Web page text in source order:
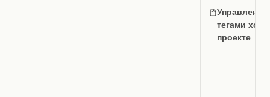
Управление
тегами
проекте